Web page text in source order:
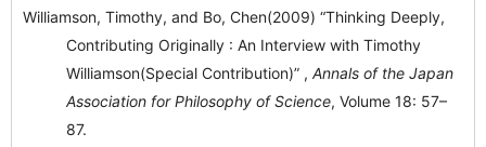
Williamson, Timothy, and Bo, Chen(2009) “Thinking Deeply,
Contributing Originally : An Interview with Timothy
Williamson(Special Contribution)” , Annals of the Japan
Association for Philosophy of Science, Volume 18: 57–
87.